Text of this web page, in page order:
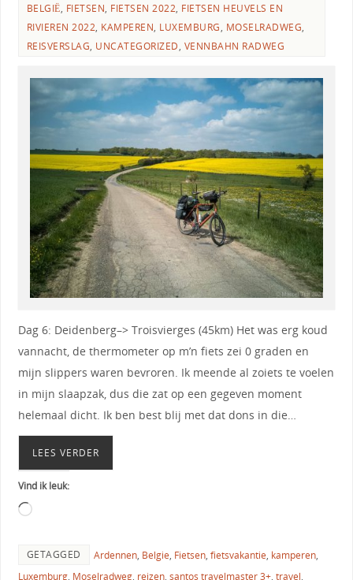
BELGIË, FIETSEN, FIETSEN 2022, FIETSEN HEUVELS EN
RIVIEREN 2022, KAMPEREN, LUXEMBURG, MOSELRADWEG,
REISVERSLAG, UNCATEGORIZED, VENNBAHN RADWEG
Dag 6: Deidenberg–> Troisvierges (45km) Het was erg koud
vannacht, de thermometer op m’n fiets zei 0 graden en
mijn slippers waren bevroren. Ik meende al zoiets te voelen
in mijn slaapzak, dus die zat op een gegeven moment
helemaal dicht. Ik ben best blij met dat dons in die…
LEES VERDER
Vind ik leuk:
GETAGGED Ardennen, Belgie, Fietsen, fietsvakantie, kamperen,
Luxemburg, Moselradweg, reizen, santos travelmaster 3+, travel,